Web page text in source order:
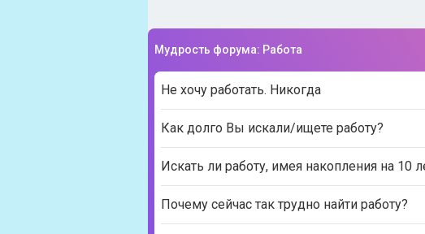
Мудрость форума: Работа
Не хочу работать. Никогда
Как долго Вы искали/ищете работу?
Искать ли работу, имея накопления на 10
Почему сейчас так трудно найти работу?